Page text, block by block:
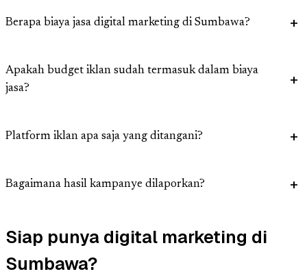
Berapa biaya jasa digital marketing di Sumbawa?
Apakah budget iklan sudah termasuk dalam biaya
jasa?
Platform iklan apa saja yang ditangani?
Bagaimana hasil kampanye dilaporkan?
Siap punya digital marketing di
Sumbawa?